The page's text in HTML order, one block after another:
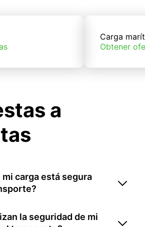
Carga
Obtener
a
mi carga está segura
la seguridad de mi